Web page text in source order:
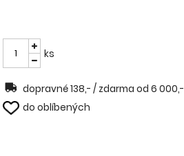
ks
dopravné 138,- / zdarma od 6 000,-
do oblíbených